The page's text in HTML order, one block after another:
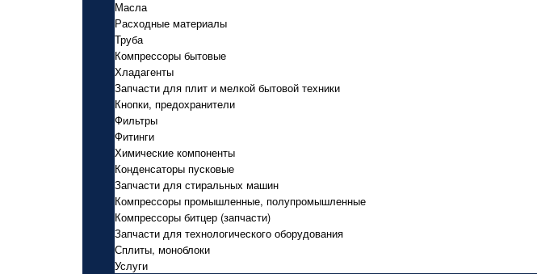
Масла
Расходные материалы
Труба
Компрессоры бытовые
Хладагенты
Запчасти для плит и мелкой бытовой техники
Кнопки, предохранители
Фильтры
Фитинги
Химические компоненты
Конденсаторы пусковые
Запчасти для стиральных машин
Компрессоры промышленные, полупромышленные
Компрессоры битцер (запчасти)
Запчасти для технологического оборудования
Сплиты, моноблоки
Услуги